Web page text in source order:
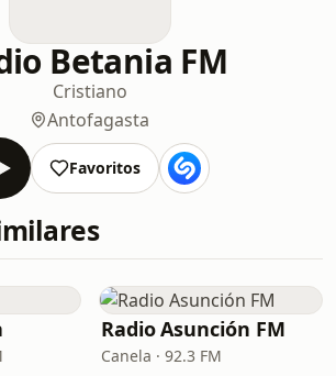
Betania FM
Cristiano
Antofagasta
Favoritos
Radio Asunción FM
Canela · 92.3 FM